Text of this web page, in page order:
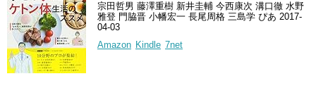
宗田哲男 藤澤重樹 新井圭輔 今西康次 溝口徹 水野
雅登 門脇晋 小幡宏一 長尾周格 三島学 ぴあ 2017-
04-03
Amazon Kindle 7net